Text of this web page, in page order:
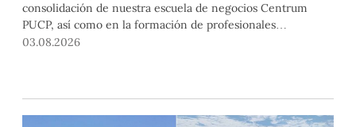
consolidación de nuestra escuela de negocios Centrum
PUCP, así como en la formación de profesionales
empresariales comprometidos con el país. Por todo ello,
03.08.2026